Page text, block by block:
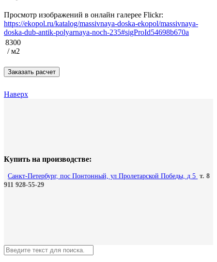
Просмотр изображений в онлайн галерее Flickr:
https://ekopol.ru/katalog/massivnaya-doska-ekopol/massivnaya-
doska-dub-antik-polyarnaya-noch-235#sigProId54698b670a
8300
/ м2
Наверх
Купить на производстве:
Санкт-Петербург, пос Понтонный, ул Пролетарской Победы, д 5 т. 8
911 928-55-29